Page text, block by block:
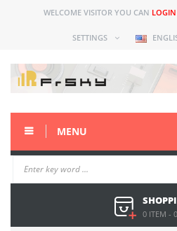
WELCOME VISITOR YOU CAN LOGIN
SETTINGS
MENU
0 ITEM -